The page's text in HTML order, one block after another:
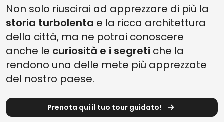
Non solo riuscirai ad apprezzare di più la
storia turbolenta e la ricca architettura
della città, ma ne potrai conoscere
anche le curiosità e i segreti che la
rendono una delle mete più apprezzate
del nostro paese.
Prenota qui il tuo tour guidato!